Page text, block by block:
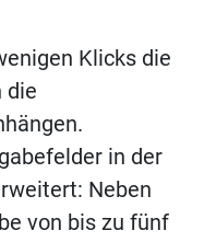
Klicks die
die
in der
Neben
von bis zu fünf